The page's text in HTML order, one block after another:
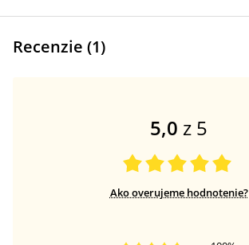
Recenzie (1)
5,0 z 5
Ako overujeme hodnotenie?